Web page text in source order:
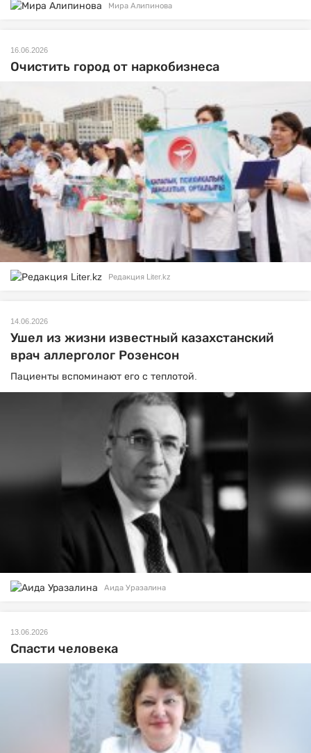
Мира Алипинова
16.06.2026
Очистить город от наркобизнеса
Редакция Liter.kz
14.06.2026
Ушел из жизни известный казахстанский
врач аллерголог Розенсон
Пациенты вспоминают его с теплотой.
Аида Уразалина
13.06.2026
Спасти человека